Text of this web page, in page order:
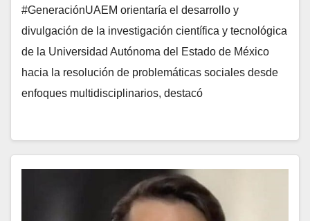
#GeneraciónUAEM orientaría el desarrollo y
divulgación de la investigación científica y tecnológica
de la Universidad Autónoma del Estado de México
hacia la resolución de problemáticas sociales desde
enfoques multidisciplinarios, destacó